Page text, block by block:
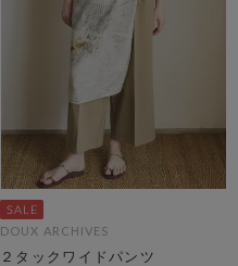
DOUX ARCHIVES
２タックワイドパンツ